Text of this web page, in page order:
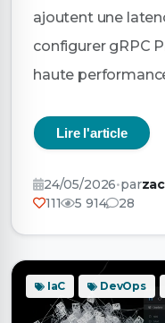
ajoutent une
configurer gRPC
haute
Lire l'article
24/05/2026•par
111
5 914 28
IaC DevOps